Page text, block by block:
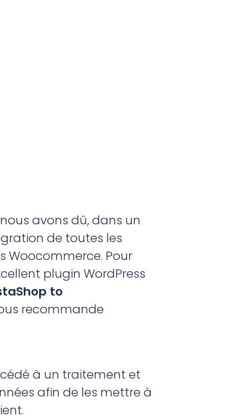
avons dû, dans un
de toutes les
Woocommerce. Pour
plugin WordPress
to
recommande
à un traitement et
afin de les mettre à